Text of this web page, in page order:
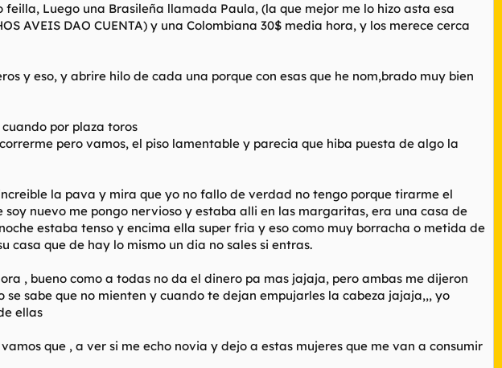
Luego una Brasileña llamada Paula, (la que mejor me lo hizo asta esa
AVEIS DAO CUENTA) y una Colombiana 30$ media hora, y los merece cerca
y eso, y abrire hilo de cada una porque con esas que he nom,brado muy bien
por plaza toros
pero vamos, el piso lamentable y parecia que hiba puesta de algo la
la pava y mira que yo no fallo de verdad no tengo porque tirarme el
nuevo me pongo nervioso y estaba alli en las margaritas, era una casa de
estaba tenso y encima ella super fria y eso como muy borracha o metida de
casa que de hay lo mismo un dia no sales si entras.
, bueno como a todas no da el dinero pa mas jajaja, pero ambas me dijeron
sabe que no mienten y cuando te dejan empujarles la cabeza jajaja,,, yo
ellas
que , a ver si me echo novia y dejo a estas mujeres que me van a consumir